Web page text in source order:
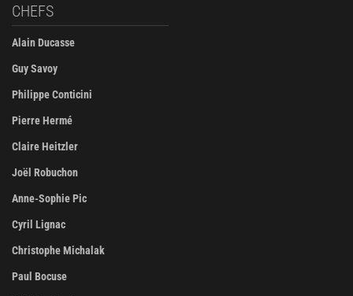
CHEFS
Alain Ducasse
Guy Savoy
Philippe Conticini
Pierre Hermé
Claire Heitzler
Joël Robuchon
Anne-Sophie Pic
Cyril Lignac
Christophe Michalak
Paul Bocuse